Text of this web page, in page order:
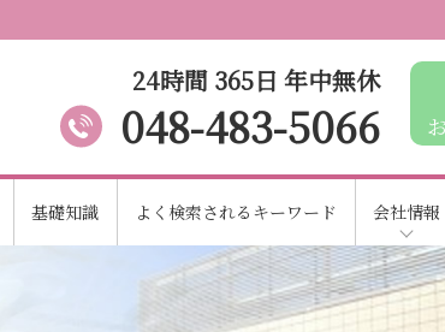
24時間 365日 年中無休
048-483-5066
基礎知識 よく検索されるキーワード 会社情報